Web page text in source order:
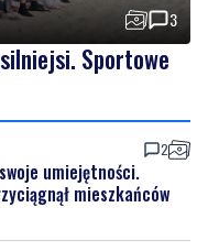
3
Sportowe
2
umiejętności.
mieszkańców